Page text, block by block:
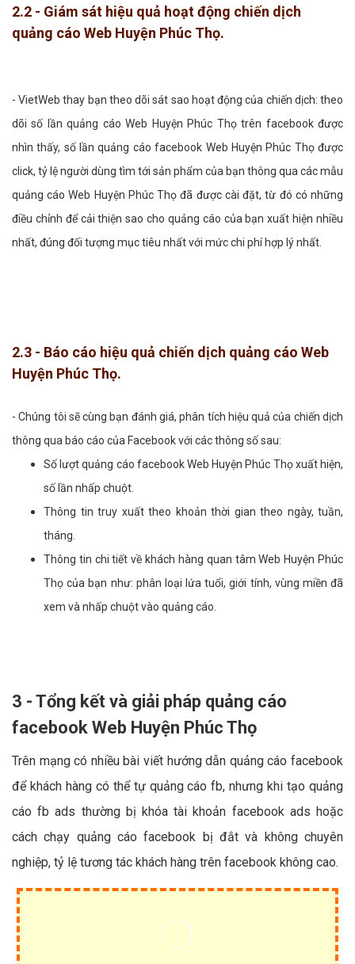
2.2 - Giám sát hiệu quả hoạt động chiến dịch
quảng cáo Web Huyện Phúc Thọ.
- VietWeb thay bạn theo dõi sát sao hoạt động của chiến dịch: theo
dõi số lần quảng cáo Web Huyện Phúc Thọ trên facebook được
nhìn thấy, số lần quảng cáo facebook Web Huyện Phúc Thọ được
click, tỷ lệ người dùng tìm tới sản phẩm của bạn thông qua các mẫu
quảng cáo Web Huyện Phúc Thọ đã được cài đặt, từ đó có những
điều chỉnh để cải thiện sao cho quảng cáo của bạn xuất hiện nhiều
nhất, đúng đối tượng mục tiêu nhất với mức chi phí hợp lý nhất.
2.3 - Báo cáo hiệu quả chiến dịch quảng cáo Web
Huyện Phúc Thọ.
- Chúng tôi sẽ cùng bạn đánh giá, phân tích hiệu quả của chiến dịch
thông qua báo cáo của Facebook với các thông số sau:
Số lượt quảng cáo facebook Web Huyện Phúc Thọ xuất hiện,
số lần nhấp chuột.
Thông tin truy xuất theo khoản thời gian theo ngày, tuần,
tháng.
Thông tin chi tiết về khách hàng quan tâm Web Huyện Phúc
Thọ của bạn như: phân loại lứa tuổi, giới tính, vùng miền đã
xem và nhấp chuột vào quảng cáo.
3 - Tổng kết và giải pháp quảng cáo
facebook Web Huyện Phúc Thọ
Trên mạng có nhiều bài viết hướng dẫn quảng cáo facebook
để khách hàng có thể tự quảng cáo fb, nhưng khi tạo quảng
cáo fb ads thường bị khóa tài khoản facebook ads hoặc
cách chạy quảng cáo facebook bị đắt và không chuyên
nghiệp, tỷ lệ tương tác khách hàng trên facebook không cao.